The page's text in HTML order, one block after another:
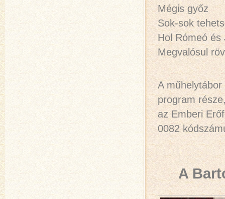
Mégis győz
Sok-sok
Hol Rómeó és
Megvalósul
A
program
az Emberi
0082
A